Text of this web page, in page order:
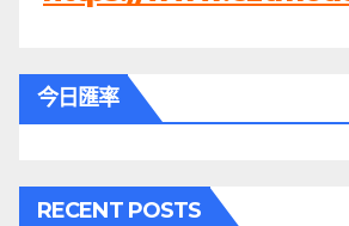
今日匯率
RECENT POSTS